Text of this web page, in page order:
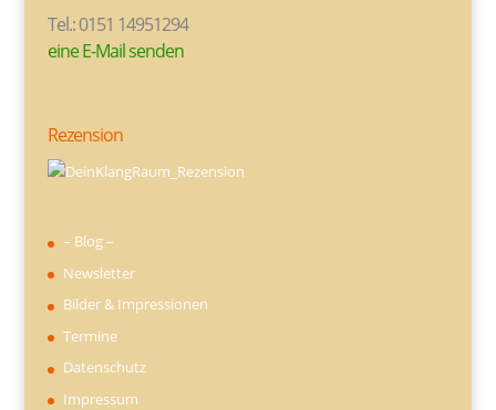
Tel.: 0151 14951294
eine E-Mail senden
Rezension
– Blog –
Newsletter
Bilder & Impressionen
Termine
Datenschutz
Impressum